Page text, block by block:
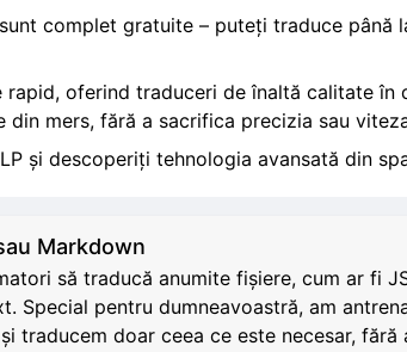
complet gratuite – puteți traduce până
oferind traduceri de înaltă calitate în
mers, fără a sacrifica precizia sau
și descoperiți tehnologia avansată din
Markdown
să traducă anumite fișiere, cum ar fi
Special pentru dumneavoastră, am
traducem doar ceea ce este necesar, fără